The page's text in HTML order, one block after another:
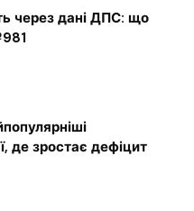
через дані ДПС: що
де зростає дефіцит